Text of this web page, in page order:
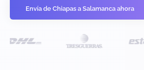
Envía de Chiapas a Salamanca ahora